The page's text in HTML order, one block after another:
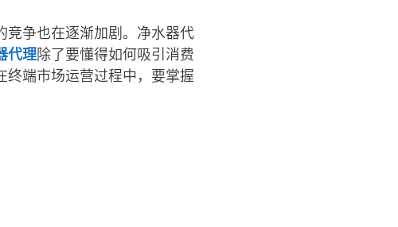
争也在逐渐加剧。净水器代
代理除了要懂得如何吸引消费
端市场运营过程中，要掌握